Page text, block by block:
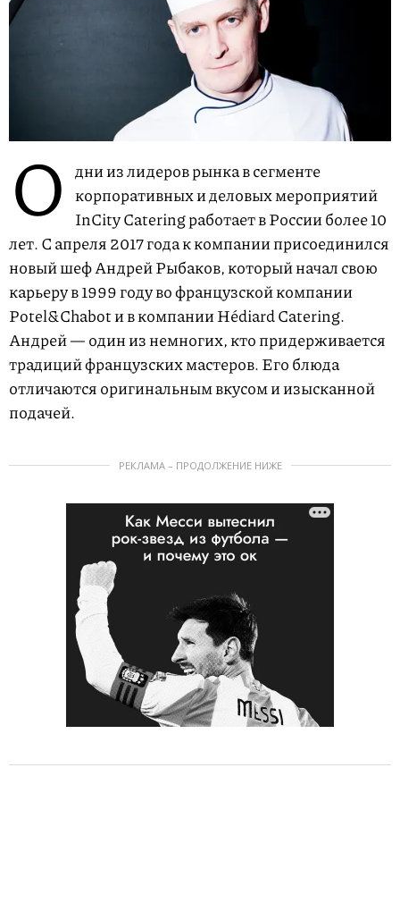
О дни из лидеров рынка в сегменте
корпоративных и деловых мероприятий
InCity Catering работает в России более 10
лет. С апреля 2017 года к компании присоединился
новый шеф Андрей Рыбаков, который начал свою
карьеру в 1999 году во французской компании
Potel&Chabot и в компании Hédiard Catering.
Андрей — один из немногих, кто придерживается
традиций французских мастеров. Его блюда
отличаются оригинальным вкусом и изысканной
подачей.
РЕКЛАМА – ПРОДОЛЖЕНИЕ НИЖЕ